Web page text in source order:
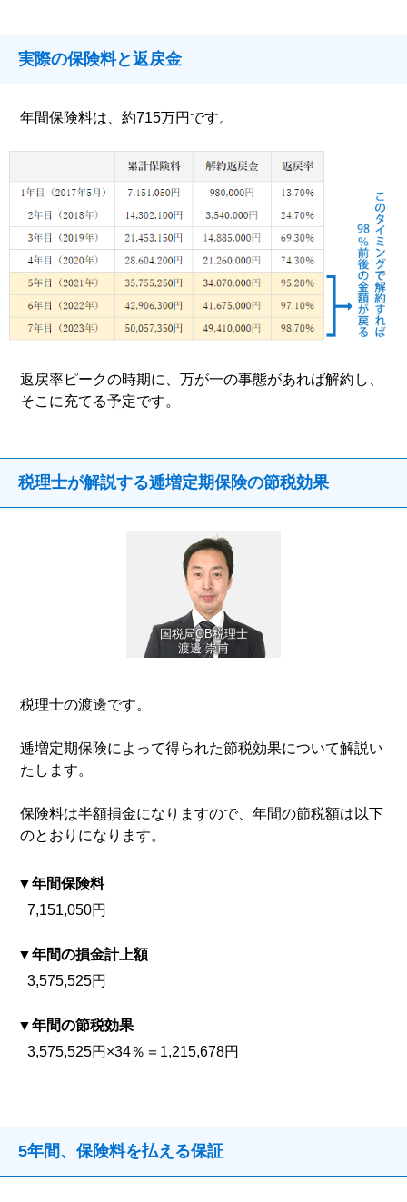
実際の保険料と返戻金
年間保険料は、約715万円です。
返戻率ピークの時期に、万が一の事態があれば解約し、
そこに充てる予定です。
税理士が解説する逓増定期保険の節税効果
国税局OB税理士
渡邊 崇甫
税理士の渡邊です。
逓増定期保険によって得られた節税効果について解説い
たします。
保険料は半額損金になりますので、年間の節税額は以下
のとおりになります。
年間保険料
7,151,050円
年間の損金計上額
3,575,525円
年間の節税効果
3,575,525円×34％＝1,215,678円
5年間、保険料を払える保証